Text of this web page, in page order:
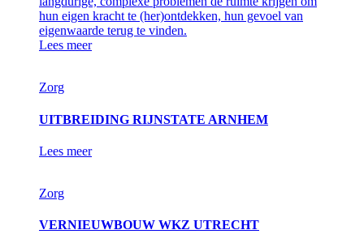
hun eigen kracht te (her)ontdekken, hun gevoel van
eigenwaarde terug te vinden.
Lees meer
Zorg
UITBREIDING RIJNSTATE ARNHEM
Lees meer
Zorg
VERNIEUWBOUW WKZ UTRECHT